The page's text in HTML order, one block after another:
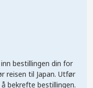
bestillingen din for
reisen til Japan. Utfør
bekrefte bestillingen.